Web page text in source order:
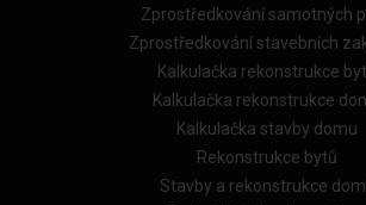
Zprostředkování samotných
Zprostředkování stavebních
Kalkulačka rekonstrukce
Kalkulačka rekonstrukce
Kalkulačka stavby domu
Rekonstrukce bytů
Stavby a rekonstrukce